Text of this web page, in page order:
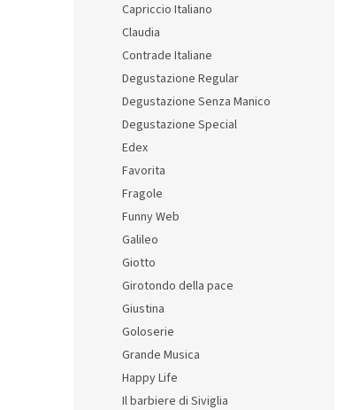
Capriccio Italiano
Claudia
Contrade Italiane
Degustazione Regular
Degustazione Senza Manico
Degustazione Special
Edex
Favorita
Fragole
Funny Web
Galileo
Giotto
Girotondo della pace
Giustina
Goloserie
Grande Musica
Happy Life
Il barbiere di Siviglia